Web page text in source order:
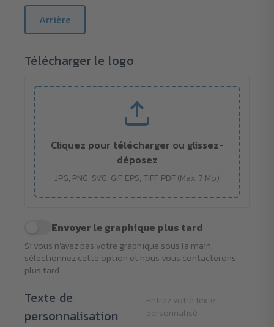
Arrière
Télécharger le logo
Cliquez pour télécharger ou glissez-
déposez
JPG, PNG, SVG, GIF, EPS, TIFF, PDF (Max. 7 Mo)
Envoyer le graphique plus tard
Si vous n'avez pas votre graphique sous la main,
sélectionnez cette option et nous vous contacterons
plus tard.
Texte de
personnalisation
Entrez votre texte
personnalisé